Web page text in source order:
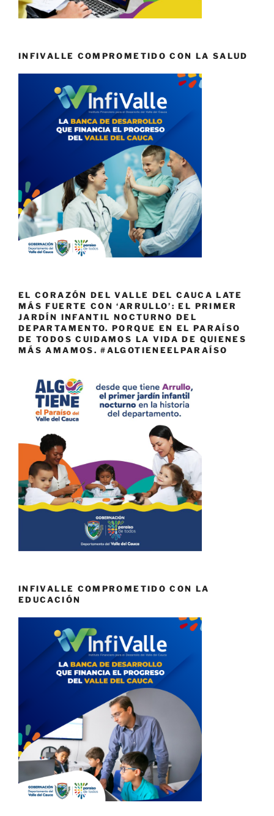
INFIVALLE COMPROMETIDO CON LA SALUD
EL CORAZÓN DEL VALLE DEL CAUCA LATE
MÁS FUERTE CON ‘ARRULLO’: EL PRIMER
JARDÍN INFANTIL NOCTURNO DEL
DEPARTAMENTO. PORQUE EN EL PARAÍSO
DE TODOS CUIDAMOS LA VIDA DE QUIENES
MÁS AMAMOS. #ALGOTIENEELPARAÍSO
INFIVALLE COMPROMETIDO CON LA
EDUCACIÓN